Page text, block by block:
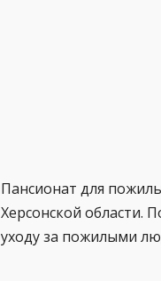
Пансионат для
Херсонской области.
уходу за пожилыми